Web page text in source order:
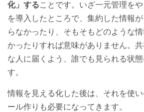
化」することです。いざ一元管理を
を導入したところで、集約した情報
らなかったり、そもそもどのような
かったりすれば意味がありません。
な人に届くよう、誰でも見られる状
す。
情報を見える化した後は、それを使
ール作りも必要になってきます。